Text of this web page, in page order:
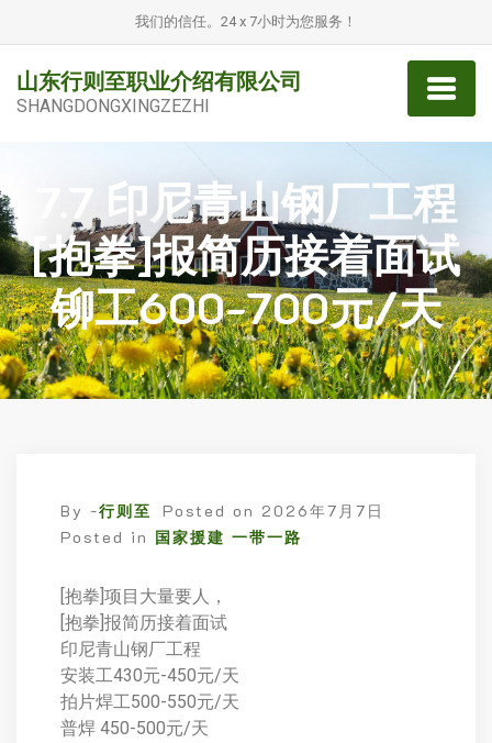
我们的信任。24 x 7小时为您服务！
山东行则至职业介绍有限公司
SHANGDONGXINGZEZHI
7.7 印尼青山钢厂工程
[抱拳]报简历接着面试
铆工600-700元/天
By -行则至 Posted on 2026年7月7日
Posted in 国家援建 一带一路
[抱拳]项目大量要人，
[抱拳]报简历接着面试
印尼青山钢厂工程
安装工430元-450元/天
拍片焊工500-550元/天
普焊 450-500元/天